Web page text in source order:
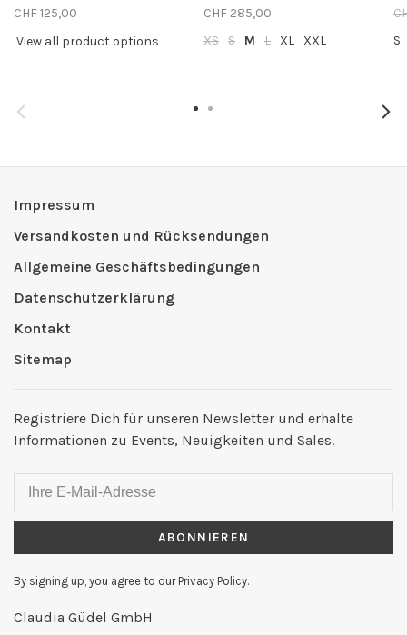
CHF 125,00
View all product options
CHF 285,00
XS S M L XL XXL
S
Impressum
Versandkosten und Rücksendungen
Allgemeine Geschäftsbedingungen
Datenschutzerklärung
Kontakt
Sitemap
Registriere Dich für unseren Newsletter und erhalte
Informationen zu Events, Neuigkeiten und Sales.
ABONNIEREN
By signing up, you agree to our Privacy Policy.
Claudia Güdel GmbH